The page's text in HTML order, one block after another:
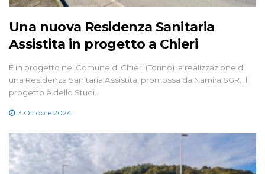
Una nuova Residenza Sanitaria
Assistita in progetto a Chieri
È in progetto nel Comune di Chieri (Torino) la realizzazione di
una Residenza Sanitaria Assistita, promossa da Namira SGR. Il
progetto è dello Studi…
3 Ottobre 2024